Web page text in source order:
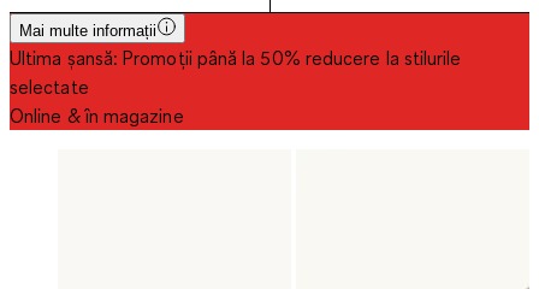
Mai multe informații
Ultima șansă: Promoții până la 50% reducere la stilurile
selectate
Online & în magazine